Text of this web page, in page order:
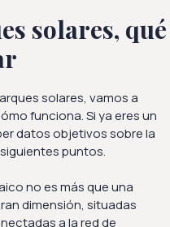
solares, qué
solares, vamos a
funciona. Si ya eres un
datos objetivos sobre la
puntos.
no es más que una
dimensión, situadas
a la red de